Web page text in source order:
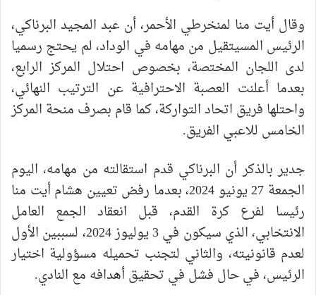
وقال أيت منا لمنخرطي الأحمر، أن عبد المجيد البرناكي،
الرئيس المسيتقيل من مهامه في الوداد، لم يحتج رسميا
لدى اللجان المختصة، بخصوص احتلال المركز الرابع،
بعدما أعلنت العصبة الاحترافية عن الترتيب النهائي،
واحتلها فريق اتحاد التواركة، كما قام بصرف منحة المركز
الخامس للاعبي الفريق.
جدير بالذكر أن البرناكي قدم استقالته من مهامه، اليوم
الجمعة 27 يونيو 2024، بعدما رفض تعيين هشام أيت منا
رئيسا لفرع كرة القدم، قبل انعقاد الجمع العامل
الانتخابي، الذي سيكون في 3 يوليوز 2024، لسببين الأول
لعدم قانونيته، والثاني لتجنب تحميله مسؤولية اختيار
الرئيس، في حال فشل في تحقيق أهدافه مع النادي.